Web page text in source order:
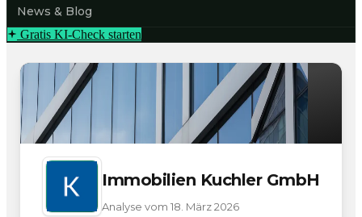
News & Blog
Gratis KI-Check starten
Immobilien Kuchler GmbH
Analyse vom 18. März 2026